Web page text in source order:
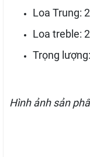
Loa Trung:
Loa treble:
Trọng
Hình ảnh sản